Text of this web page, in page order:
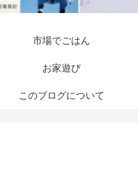
市場でごはん
お家遊び
このブログについて